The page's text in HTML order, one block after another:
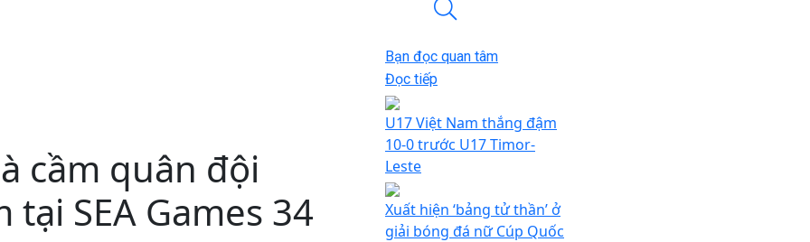
cầm quân đội
SEA Games 34
Bạn đọc quan tâm
Đọc tiếp
U17 Việt Nam thắng đậm
10-0 trước U17 Timor-
Leste
Xuất hiện ‘bảng tử thần’ ở
giải bóng đá nữ Cúp Quốc